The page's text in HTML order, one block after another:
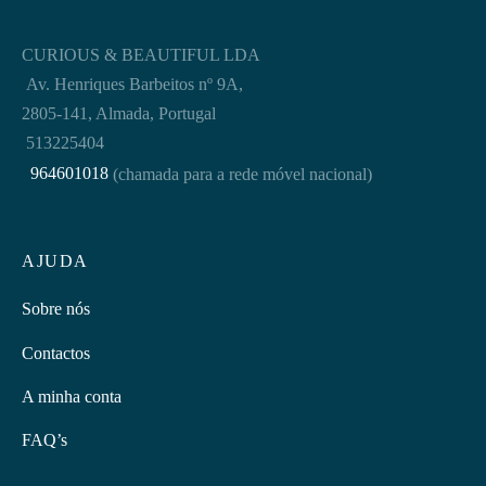
AJUDA
Sobre nós
Contactos
A minha conta
FAQ’s
CURIOUS & BEAUTIFUL LDA
Av. Henriques Barbeitos nº 9A,
2805-141, Almada, Portugal
513225404
964601018 (chamada para a rede móvel nacional)